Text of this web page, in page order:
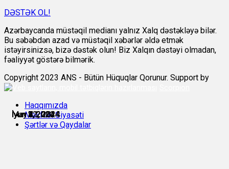
May 31, 2024
İyun 2, 2024
İyun 4, 2024
İyun 7, 2024
İyun 8, 2024
İyun 22, 2024
DƏSTƏK OL!
Azərbaycanda müstəqil medianı yalnız Xalq dəstəkləyə bilər.
Bu səbəbdən azad və müstəqil xəbərlər əldə etmək
istəyirsinizsə, bizə dəstək olun! Biz Xalqın dəstəyi olmadan,
fəaliyyət göstərə bilmərik.
Copyright 2023 ANS - Bütün Hüquqlar Qorunur. Support by
Haqqımızda
Məxfilik Siyasəti
Şərtlər və Qaydalar